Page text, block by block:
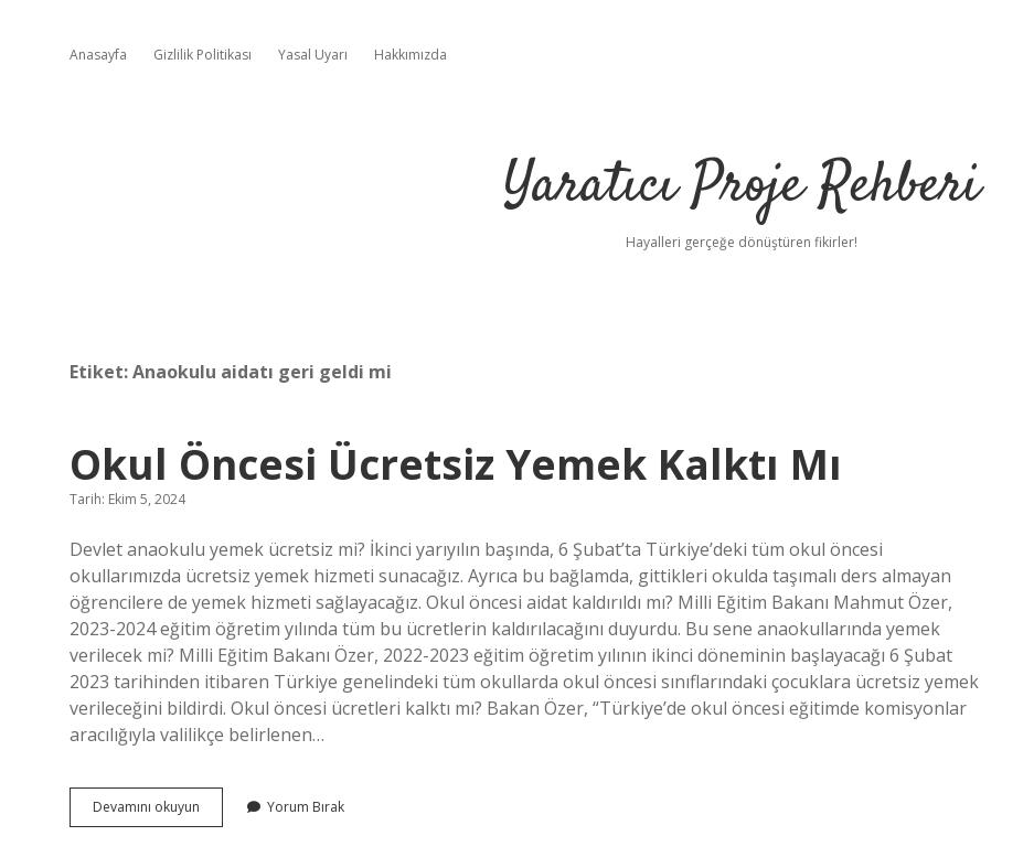
Anasayfa Gizlilik Politikası Yasal Uyarı Hakkımızda
Yaratıcı Proje Rehberi
Hayalleri gerçeğe dönüştüren fikirler!
Etiket:Anaokulu aidatı geri geldi mi
Okul Öncesi Ücretsiz Yemek Kalktı Mı
Tarih: Ekim 5, 2024
Devlet anaokulu yemek ücretsiz mi? İkinci yarıyılın başında, 6 Şubat’ta Türkiye’deki tüm okul öncesi
okullarımızda ücretsiz yemek hizmeti sunacağız. Ayrıca bu bağlamda, gittikleri okulda taşımalı ders almayan
öğrencilere de yemek hizmeti sağlayacağız. Okul öncesi aidat kaldırıldı mı? Milli Eğitim Bakanı Mahmut Özer,
2023-2024 eğitim öğretim yılında tüm bu ücretlerin kaldırılacağını duyurdu. Bu sene anaokullarında yemek
verilecek mi? Milli Eğitim Bakanı Özer, 2022-2023 eğitim öğretim yılının ikinci döneminin başlayacağı 6 Şubat
2023 tarihinden itibaren Türkiye genelindeki tüm okullarda okul öncesi sınıflarındaki çocuklara ücretsiz yemek
verileceğini bildirdi. Okul öncesi ücretleri kalktı mı? Bakan Özer, “Türkiye’de okul öncesi eğitimde komisyonlar
aracılığıyla valilikçe belirlenen…
Devamını okuyun
Öncesi
Yorum Bırak